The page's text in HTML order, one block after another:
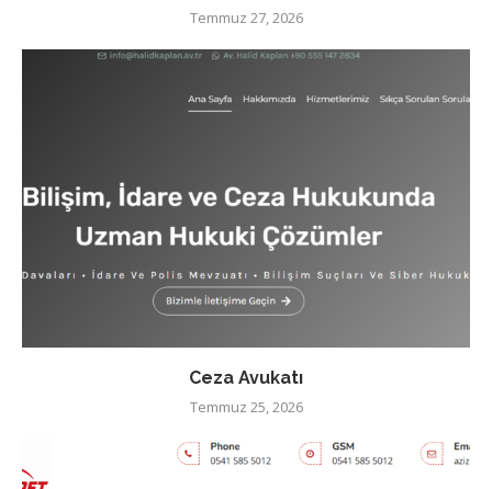
Temmuz 27, 2026
Ceza Avukatı
Temmuz 25, 2026